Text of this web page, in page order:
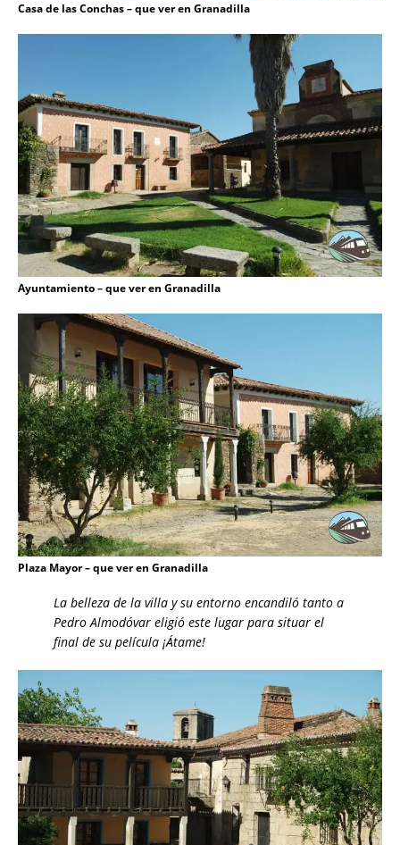
Casa de las Conchas – que ver en Granadilla
Ayuntamiento – que ver en Granadilla
Plaza Mayor – que ver en Granadilla
La belleza de la villa y su entorno encandiló tanto a
Pedro Almodóvar eligió este lugar para situar el
final de su película ¡Átame!